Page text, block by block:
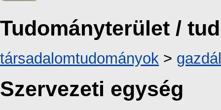
Tudományterület /
társadalomtudományok >
Szervezeti egység